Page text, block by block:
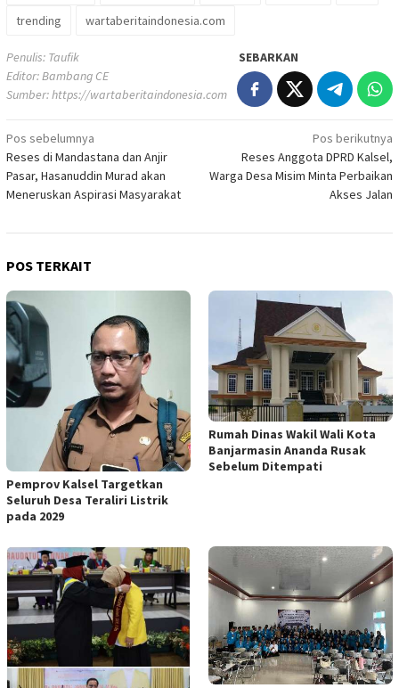
trending
wartaberitaindonesia.com
Penulis: Taufik
Editor: Bambang CE
Sumber:https://wartaberitaindonesia.com
SEBARKAN
Navigasi
pos
Pos sebelumnya
Reses di Mandastana dan Anjir
Pasar, Hasanuddin Murad akan
Meneruskan Aspirasi Masyarakat
Pos berikutnya
Reses Anggota DPRD Kalsel,
Warga Desa Misim Minta Perbaikan
Akses Jalan
POS TERKAIT
Pemprov Kalsel Targetkan
Seluruh Desa Teraliri Listrik
pada 2029
Rumah Dinas Wakil Wali Kota
Banjarmasin Ananda Rusak
Sebelum Ditempati